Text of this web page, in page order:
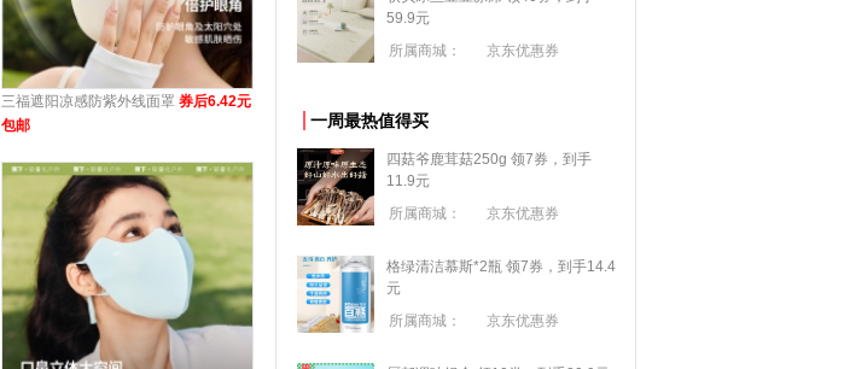
三福遮阳凉感防紫外线面罩 券后6.42元
包邮
59.9元
所属商城：
京东优惠券
一周最热值得买
四菇爷鹿茸菇250g 领7券，到手
11.9元
所属商城：
京东优惠券
格绿清洁慕斯*2瓶 领7券，到手14.4
元
所属商城：
京东优惠券